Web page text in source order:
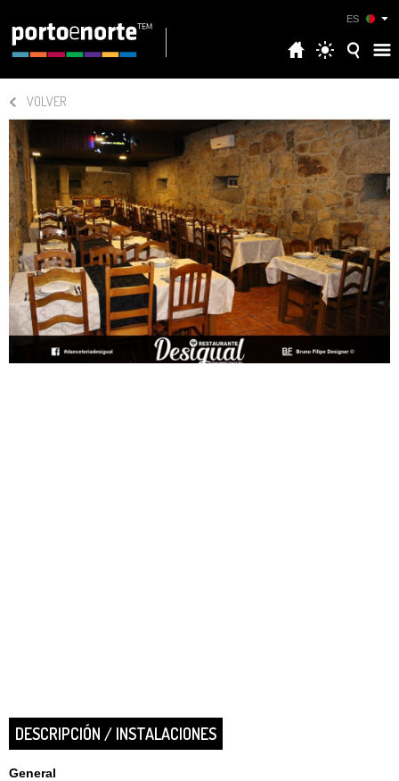
ES
VOLVER
DESCRIPCIÓN / INSTALACIONES
General